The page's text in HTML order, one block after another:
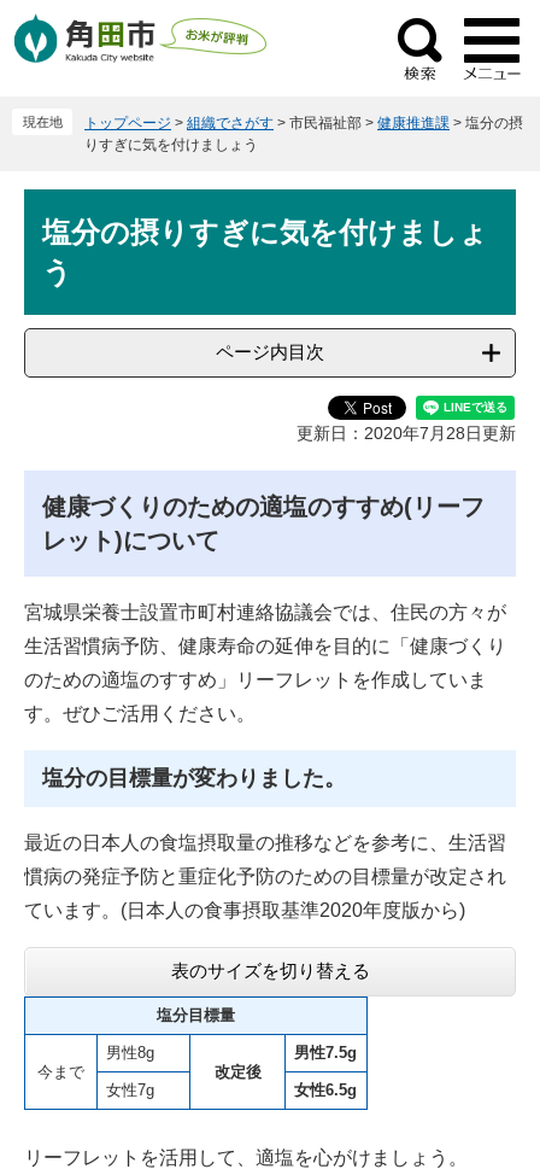
ー
ニ
検
索
現在地 トップページ > 組織でさがす > 市民福祉部 > 健康推進課 > 塩分の摂
りすぎに気を付けましょう
文塩分の摂りすぎに気を付けましょ
う
ページ内目次
更新日：2020年7月28日更新
健康づくりのための適塩のすすめ(リーフ
レット)について
宮城県栄養士設置市町村連絡協議会では、住民の方々が
生活習慣病予防、健康寿命の延伸を目的に「健康づくり
のための適塩のすすめ」リーフレットを作成していま
す。ぜひご活用ください。
塩分の目標量が変わりました。
最近の日本人の食塩摂取量の推移などを参考に、生活習
慣病の発症予防と重症化予防のための目標量が改定され
ています。(日本人の食事摂取基準2020年度版から)
表のサイズを切り替える
塩分目標量
今まで
男性8g
改定後
男性7.5g
女性7g 女性6.5g
リーフレットを活用して、適塩を心がけましょう。